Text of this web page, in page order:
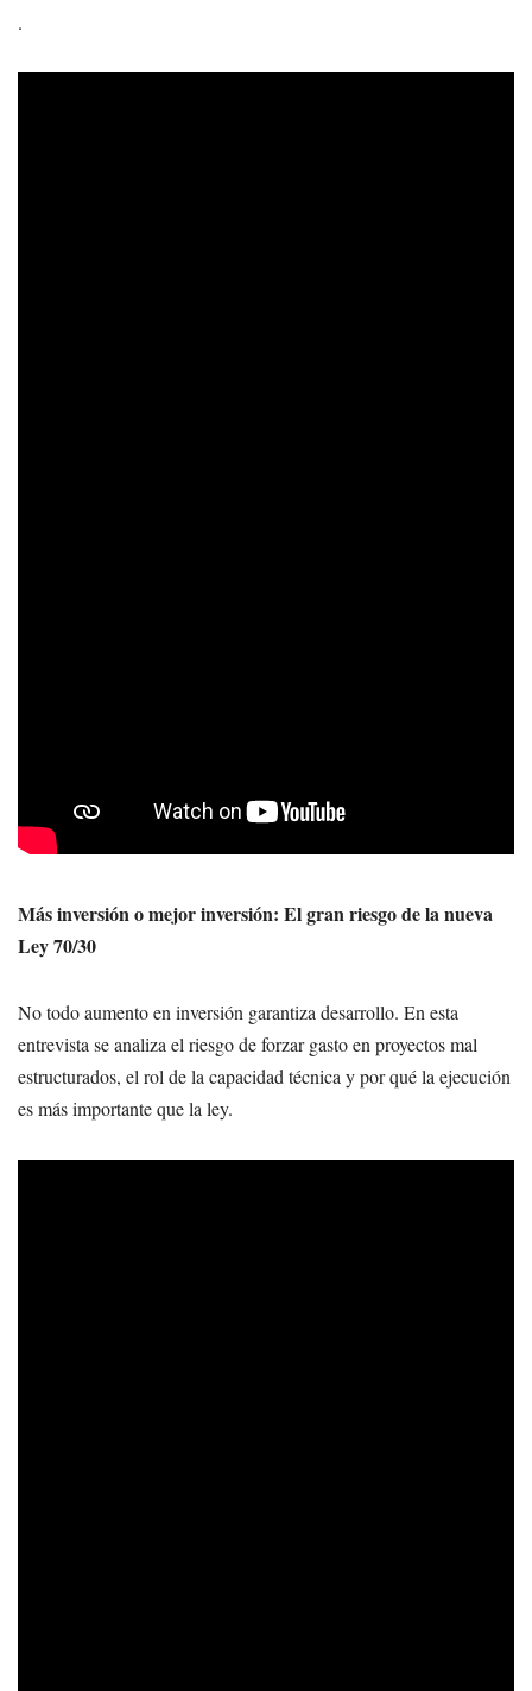
.
Más inversión o mejor inversión: El gran riesgo de la nueva
Ley 70/30
No todo aumento en inversión garantiza desarrollo. En esta
entrevista se analiza el riesgo de forzar gasto en proyectos mal
estructurados, el rol de la capacidad técnica y por qué la ejecución
es más importante que la ley.